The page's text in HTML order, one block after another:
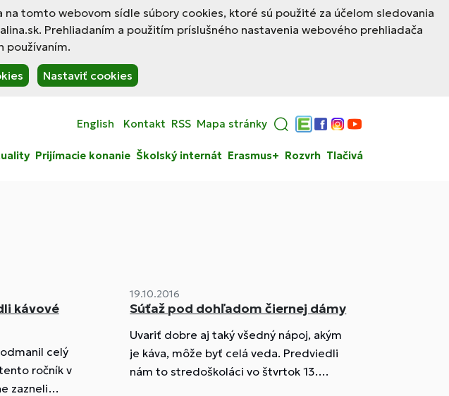
na tomto webovom sídle súbory cookies, ktoré sú použité za účelom sledovania
Prehliadaním a použitím príslušného nastavenia webového prehliadača
používaním.
Nastaviť cookies
English Kontakt RSS Mapa stránky
Edupage
Facebook
Instagram
YouTube
Prijímacie konanie Školský internát Erasmus+ Rozvrh Tlačivá
kávové
celý
ročník v
zazneli
19.10.2016
Súťaž pod dohľadom čiernej dámy
Uvariť dobre aj taký všedný nápoj, akým
je káva, môže byť celá veda. Predviedli
nám to stredoškoláci vo štvrtok 13.